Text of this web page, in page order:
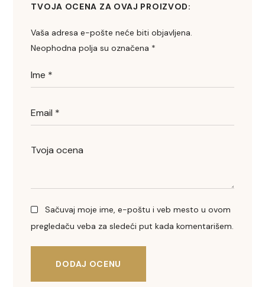
Vaša adresa e-pošte neće biti objavljena.
Neophodna polja su označena *
Sačuvaj moje ime, e-poštu i veb mesto u ovom
pregledaču veba za sledeći put kada komentarišem.
TVOJA OCENA ZA OVAJ PROIZVOD
DODAJ OCENU